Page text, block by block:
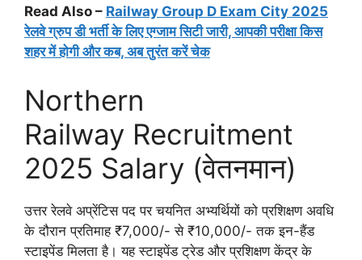
Read Also – Railway Group D Exam City 2025
रेलवे ग्रुप डी भर्ती के लिए एग्जाम सिटी जारी, आपकी परीक्षा किस
शहर में होगी और कब, अब तुरंत करें चेक
Northern
Railway Recruitment
2025 Salary (वेतनमान)
उत्तर रेलवे अप्रेंटिस पद पर चयनित अभ्यर्थियों को प्रशिक्षण अवधि
के दौरान प्रतिमाह ₹7,000/- से ₹10,000/- तक इन-हैंड
स्टाइपेंड मिलता है। यह स्टाइपेंड ट्रेड और प्रशिक्षण केंद्र के